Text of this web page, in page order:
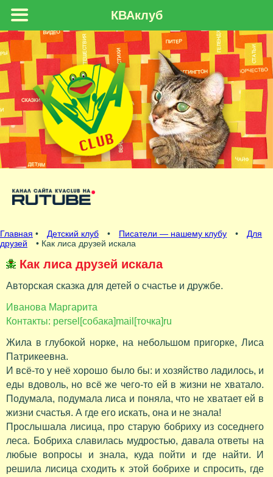
Главная • Детский клуб • Писатели — нашему клубу •
Для
друзей
• Как лиса друзей искала
Как лиса друзей искала
Авторская сказка для детей о счастье и дружбе.
Иванова Маргарита
Контакты: persel[собака]mail[точка]ru
Жила в глубокой норке, на небольшом пригорке, Лиса
Патрикеевна.
И всё-то у неё хорошо было бы: и хозяйство ладилось, и
еды вдоволь, но всё же чего-то ей в жизни не хватало.
Подумала, подумала лиса и поняла, что не хватает ей в
жизни счастья. А где его искать, она и не знала!
Прослышала лисица, про старую бобриху из соседнего
леса. Бобриха славилась мудростью, давала ответы на
любые вопросы и знала, куда пойти и где найти. И
решила лисица сходить к этой бобрихе и спросить, где
КВАклуб